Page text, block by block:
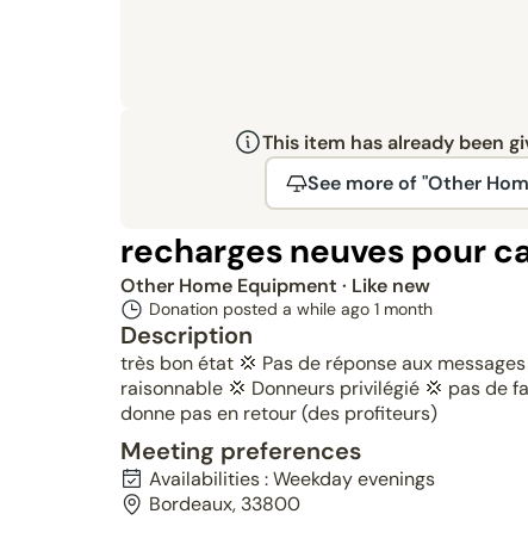
This item has already been
See more of "Other
recharges neuves pour
Other Home Equipment · Like new
Donation posted a while ago 1 month
Description
très bon état 💢 Pas de réponse aux
raisonnable 💢 Donneurs privilégié 💢 pas de
donne pas en retour (des profiteurs)
Meeting preferences
Availabilities : Weekday evenings
Bordeaux, 33800